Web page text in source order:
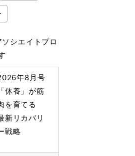
シエイトプロ
年8月号
「休養」が筋
を育てる
新リカバリ
戦略